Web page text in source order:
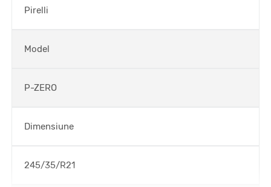
Pirelli
Model
P-ZERO
Dimensiune
245/35/R21